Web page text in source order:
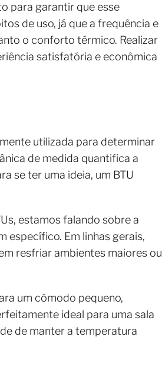
para garantir que esse
de uso, já que a frequência e
o conforto térmico. Realizar
satisfatória e econômica
utilizada para determinar
de medida quantifica a
se ter uma ideia, um BTU
estamos falando sobre a
específico. Em linhas gerais,
resfriar ambientes maiores ou
um cômodo pequeno,
ideal para uma sala
de manter a temperatura